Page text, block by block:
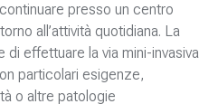
presso un centro
all’attività quotidiana. La
effettuare la via mini-invasiva
particolari esigenze,
o altre patologie